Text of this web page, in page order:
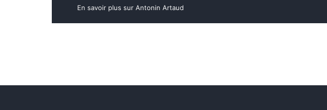
En savoir plus sur Antonin Artaud